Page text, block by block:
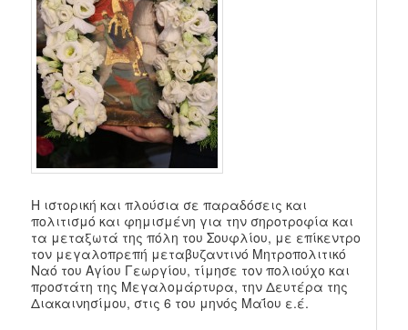
Η ιστορική και πλούσια σε παραδόσεις και
πολιτισμό και φημισμένη για την σηροτροφία και
τα μεταξωτά της πόλη του Σουφλίου, με επίκεντρο
τον μεγαλοπρεπή μεταβυζαντινό Μητροπολιτικό
Ναό του Αγίου Γεωργίου, τίμησε τον πολιούχο και
προστάτη της Μεγαλομάρτυρα, την Δευτέρα της
Διακαινησίμου, στις 6 του μηνός Μαΐου ε.έ.